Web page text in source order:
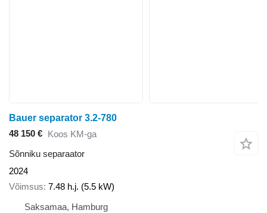
Bauer separator 3.2-780
48 150 € Koos KM-ga
Sõnniku separaator
2024
Võimsus 7.48 h.j. (5.5 kW)
Saksamaa, Hamburg